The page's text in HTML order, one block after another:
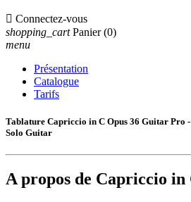
 Connectez-vous
shopping_cart Panier (0)
menu
Présentation
Catalogue
Tarifs
Tablature Capriccio in C Opus 36 Guitar Pro
Solo Guitar
A propos de Capriccio in